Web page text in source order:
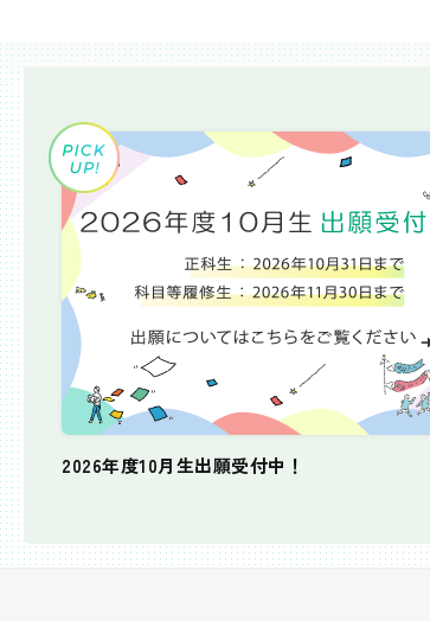
2026年度10月生出願受付中！
個別相談会